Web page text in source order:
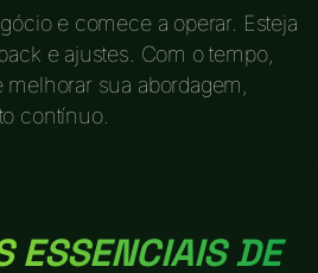
e comece a operar. Esteja
e ajustes. Com o tempo,
sua abordagem,
contínuo.
ESSENCIAIS DE